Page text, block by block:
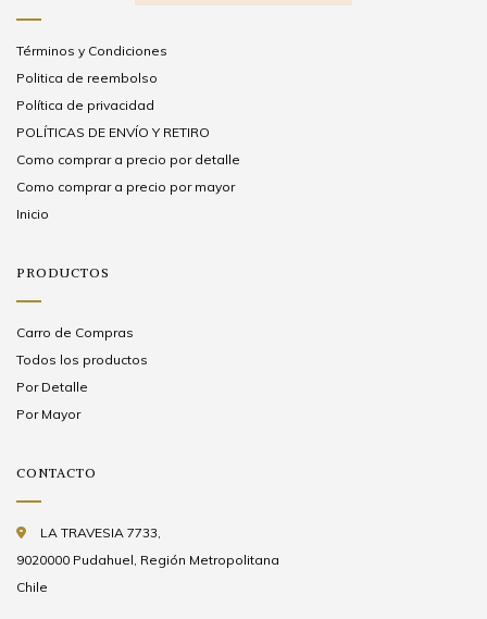
Términos y Condiciones
Politica de reembolso
Política de privacidad
POLÍTICAS DE ENVÍO Y RETIRO
Como comprar a precio por detalle
Como comprar a precio por mayor
Inicio
PRODUCTOS
Carro de Compras
Todos los productos
Por Detalle
Por Mayor
CONTACTO
LA TRAVESIA 7733,
9020000 Pudahuel, Región Metropolitana
Chile